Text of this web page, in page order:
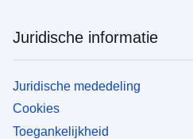
Juridische informatie
Juridische mededeling
Cookies
Toegankelijkheid